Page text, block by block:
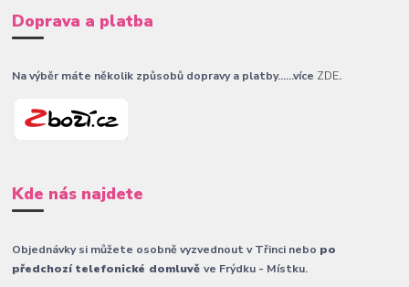
Doprava a platba
Na výběr máte několik způsobů dopravy a platby......více ZDE.
Kde nás najdete
Objednávky si můžete osobně vyzvednout v Třinci nebo po
předchozí telefonické domluvěve Frýdku - Místku.